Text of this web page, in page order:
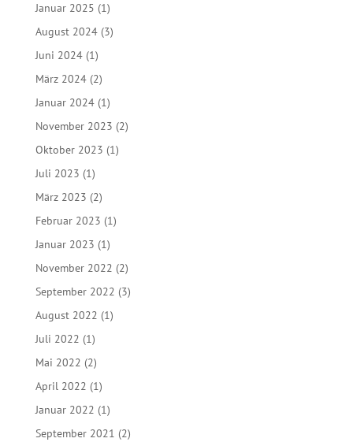
Januar 2025 (1)
August 2024(3)
Juni 2024(1)
März 2024(2)
Januar 2024(1)
November 2023 (2)
Oktober 2023 (1)
Juli 2023 (1)
März 2023 (2)
Februar 2023 (1)
Januar 2023 (1)
November 2022 (2)
September 2022 (3)
August 2022 (1)
Juli 2022 (1)
Mai 2022 (2)
April 2022 (1)
Januar 2022 (1)
September 2021 (2)